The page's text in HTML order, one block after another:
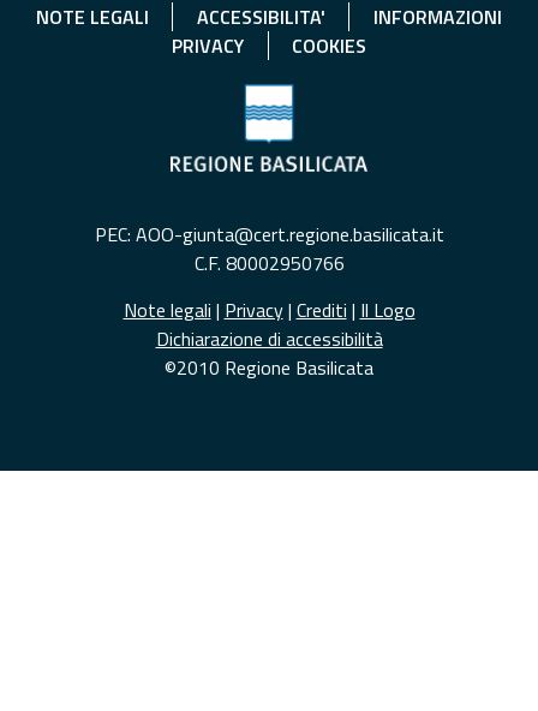
NOTE LEGALI ACCESSIBILITA'
INFORMAZIONI
PRIVACY
COOKIES
PEC: AOO-giunta@cert.regione.basilicata.it
C.F. 80002950766
Note legali | Privacy| Crediti | Il Logo
Dichiarazione di accessibilità
©2010 Regione Basilicata